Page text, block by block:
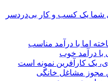
شما یک کسب و کار بی‌دردسر
اما با درآمد مناسب
با درآمد خوب
مجوز مشاغل خانگی